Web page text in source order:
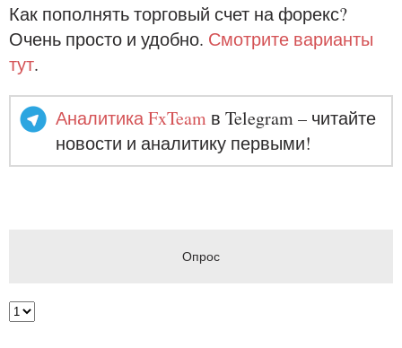
Как пополнять торговый счет на форекс?
Очень просто и удобно. Смотрите варианты
тут.
Аналитика FxTeam в Telegram – читайте
новости и аналитику первыми!
Опрос